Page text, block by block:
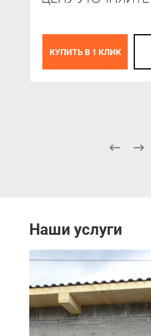
КУПИТЬ В 1 КЛИК
Наши услуги